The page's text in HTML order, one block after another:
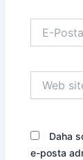
Posta*
sitesi
Daha
e-posta